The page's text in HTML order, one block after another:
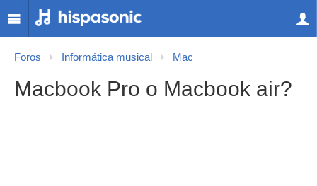
Foros Informática musical Mac
Macbook Pro o Macbook air?